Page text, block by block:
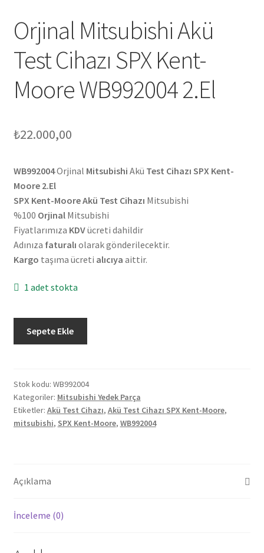
Orjinal Mitsubishi Akü
Test Cihazı SPX Kent-
Moore WB992004 2.El
₺22.000,00
WB992004Orjinal Mitsubishi Akü Test Cihazı SPX Kent-
Moore 2.El
SPX Kent-Moore Akü Test Cihazı Mitsubishi
%100 OrjinalMitsubishi
Fiyatlarımıza KDVücreti dahildir
Adınıza faturalı olarak gönderilecektir.
Kargo taşıma ücreti alıcıya aittir.
1 adet stokta
Mitsubishi
Cihazı
SPX
Kent-
Moore
Sepete Ekle
Stok kodu: WB992004
Kategoriler: Mitsubishi Yedek Parça
Etiketler: Akü Test Cihazı, Akü Test Cihazı SPX Kent-Moore,
mitsubishi, SPX Kent-Moore, WB992004
Açıklama
İnceleme (0)